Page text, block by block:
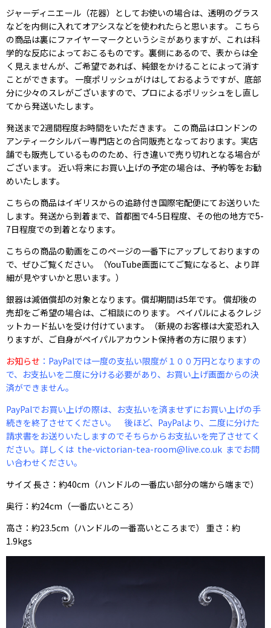
ジャーディニエール（花器）としてお使いの場合は、透明のグラス
などを内側に入れてオアシスなどを使われたらと思います。 こちら
の商品は裏にファイヤーマークというシミがありますが、これは科
学的な反応によっておこるものです。裏側にあるので、表からは全
く見えませんが、ご希望であれば、純銀をかけることによって消す
ことができます。 一度ポリッシュがけはしておるようですが、底部
分に少々のスレがございますので、プロによるポリッシュをし直し
てから発送いたします。
発送まで2週間程度お時間をいただきます。 この商品はロンドンの
アンティークシルバー専門店との合同販売となっております。実店
舗でも販売しているもののため、行き違いで売り切れとなる場合が
ございます。 近い将来にお買い上げの予定の場合は、予約等をお勧
めいたします。
こちらの商品はイギリスからの追跡付き国際宅配便にてお送りいた
します。発送から到着まで、首都圏で4-5日程度、その他の地方で5-
7日程度での到着となります。
こちらの商品の動画をこのページの一番下にアップしておりますの
で、ぜひご覧ください。（YouTube画面にてご覧になると、より詳
細が見やすいかと思います。）
銀器は減価償却の対象となります。償却期間は5年です。 償却後の
売却をご希望の場合は、ご相談にのります。 ペイパルによるクレジ
ットカード払いを受け付けています。（新規のお客様は大変恐れ入
りますが、ご自身がペイパルアカウント保持者の方に限ります）
お知らせ ：PayPalでは一度の支払い限度が１００万円となりますの
で、お支払いを二度に分ける必要があり、お買い上げ画面からの決
済ができません。
PayPalでお買い上げの際は、お支払いを済ませずにお買い上げの手
続きを終了させてください。 後ほど、PayPalより、二度に分けた
請求書をお送りいたしますのでそちらからお支払いを完了させてく
ださい。詳しくは the-victorian-tea-room@live.co.uk までお問
い合わせください。
サイズ 長さ：約40cm（ハンドルの一番広い部分の端から端まで）
奥行：約24cm（一番広いところ）
高さ：約23.5cm（ハンドルの一番高いところまで） 重さ：約
1.9kgs